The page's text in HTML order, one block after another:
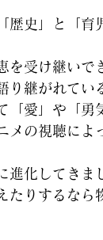
史」と「育
を受け継いで
継がれてい
愛」や「勇
の視聴によ
進化してきま
りするなら